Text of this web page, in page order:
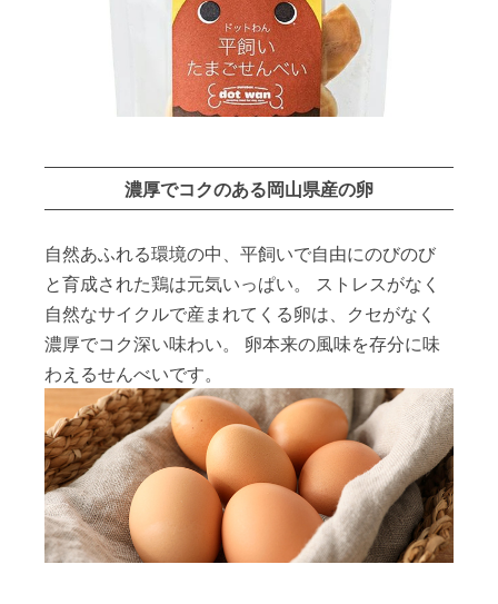
濃厚でコクのある岡山県産の卵
自然あふれる環境の中、平飼いで自由にのびのび
と育成された鶏は元気いっぱい。 ストレスがなく
自然なサイクルで産まれてくる卵は、クセがなく
濃厚でコク深い味わい。 卵本来の風味を存分に味
わえるせんべいです。